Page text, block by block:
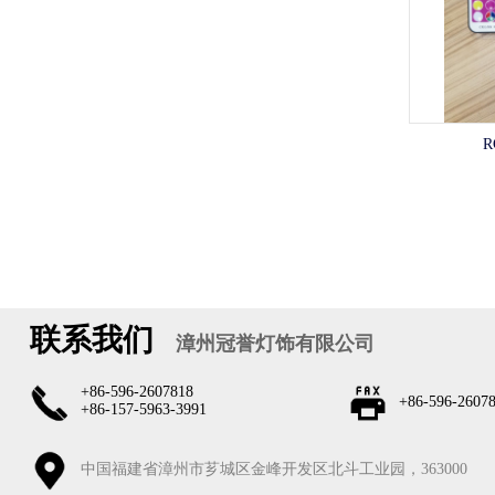
联系我们 漳州冠誉灯饰有限公司
+86-596-2607818
+86-157-5963-3991
+86-596-
中国福建省漳州市芗城区金峰开发区北斗工业园，363000